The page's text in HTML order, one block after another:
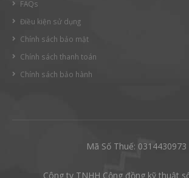
FAQs
Điều kiện sử dụng
Chính sách bảo mật
Chính sách thanh toán
Chính sách bảo hành
Mã Số Thuế: 0314430973
Công ty TNHH Cộng đồng kỹ thuật